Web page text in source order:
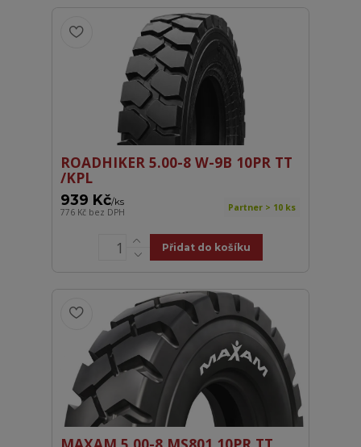
ROADHIKER 5.00-8 W-9B 10PR TT
/KPL
939 Kč/ks
776 Kč bez DPH Partner > 10 ks
Přidat do košíku